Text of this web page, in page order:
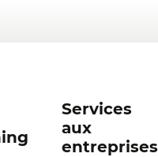
Services
aux
entreprises